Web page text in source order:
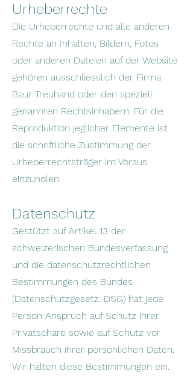
Urheberrechte
Die Urheberrechte und alle anderen
Rechte an Inhalten, Bildern, Fotos
oder anderen Dateien auf der Website
gehören ausschliesslich der Firma
Baur Treuhand oder den speziell
genannten Rechtsinhabern. Für die
Reproduktion jeglicher Elemente ist
die schriftliche Zustimmung der
Urheberrechtsträger im Voraus
einzuholen.
Datenschutz
Gestützt auf Artikel 13 der
schweizerischen Bundesverfassung
und die datenschutzrechtlichen
Bestimmungen des Bundes
(Datenschutzgesetz, DSG) hat jede
Person Anspruch auf Schutz ihrer
Privatsphäre sowie auf Schutz vor
Missbrauch ihrer persönlichen Daten.
Wir halten diese Bestimmungen ein.